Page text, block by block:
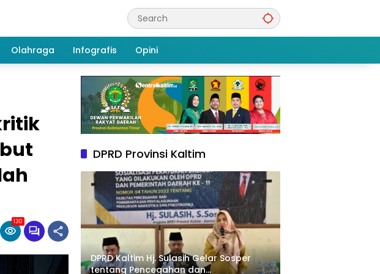
Olahraga Infografis Opini
130
DPRD Provinsi Kaltim
DPRD Kaltim Hj. Sulasih Gelar Sosper
tentang Pencegahan dan